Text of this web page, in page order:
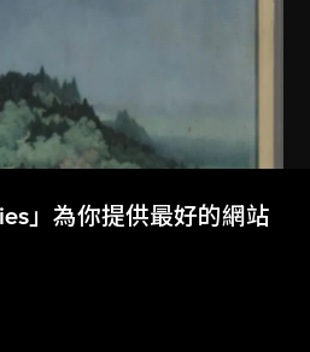
」為你提供最好的網站